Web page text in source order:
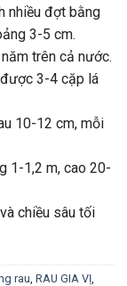
nhiều đợt bằng
3-5 cm.
trên cả nước.
3-4 cặp lá
10-12 cm, mỗi
1-1,2 m, cao 20-
chiều sâu tối
rau RAU GIA VỊ